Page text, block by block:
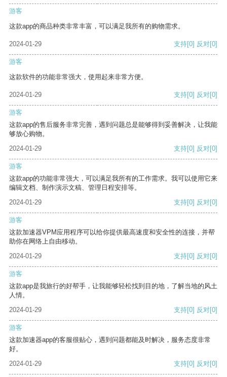
游客
这款app的商品种类非常丰富，可以满足我所有的购物需求。
2024-01-29 支持[0] 反对[0]
游客
这款软件的功能非常强大，使用起来非常方便。
2024-01-29 支持[0] 反对[0]
游客
这款app的售后服务非常完善，遇到问题总是能够得到妥善解决，让我能
够放心购物。
2024-01-29
支持[0] 反对[0]
游客
这款app的功能非常强大，可以满足我所有的工作需求。我可以使用它来
编辑文档、制作演示文稿、管理日程安排等。
2024-01-29
支持[0] 反对[0]
游客
这款加速器VPM应用程序可以给你提供最高速度和安全性的连接，并帮
助你在网络上自由移动。
2024-01-29
支持[0] 反对[0]
游客
这款app是我旅行的好帮手，让我能够轻松找到目的地，了解当地的风土
人情。
2024-01-29
支持[0] 反对[0]
游客
这款加速器app的客服很贴心，遇到问题都能及时解决，服务态度非常
好。
2024-01-29
支持[0] 反对[0]